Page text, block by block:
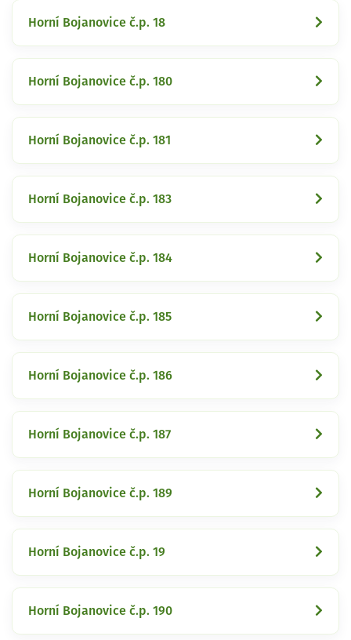
Horní Bojanovice č.p. 18
Horní Bojanovice č.p. 180
Horní Bojanovice č.p. 181
Horní Bojanovice č.p. 183
Horní Bojanovice č.p. 184
Horní Bojanovice č.p. 185
Horní Bojanovice č.p. 186
Horní Bojanovice č.p. 187
Horní Bojanovice č.p. 189
Horní Bojanovice č.p. 19
Horní Bojanovice č.p. 190